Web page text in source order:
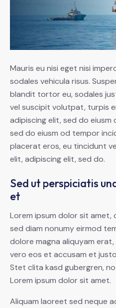
Mauris eu nisi eget nisi
sodales vehicula risus.
blandit tortor eu, sodales
vel suscipit volutpat, turpis
adipiscing elit, sed do
sed do eiusm od tempor
placerat eros, eu tincidunt
elit, adipiscing elit, sed do.
Sed ut perspiciatis
et
Lorem ipsum dolor sit
sed diam nonumy eirmod
dolore magna aliquyam
vero eos et accusam et
Stet clita kasd gubergren,
Lorem ipsum dolor sit amet.
Aliquam laoreet sed neque